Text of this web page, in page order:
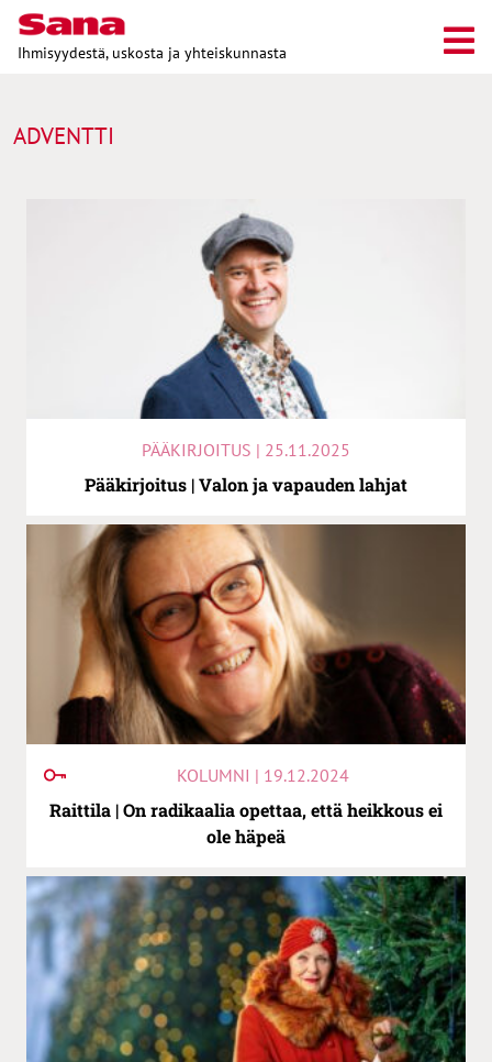
Ihmisyydestä, uskosta ja yhteiskunnasta
ADVENTTI
PÄÄKIRJOITUS | 25.11.2025
Pääkirjoitus | Valon ja vapauden lahjat
KOLUMNI | 19.12.2024
Raittila | On radikaalia opettaa, että heikkous ei
ole häpeä